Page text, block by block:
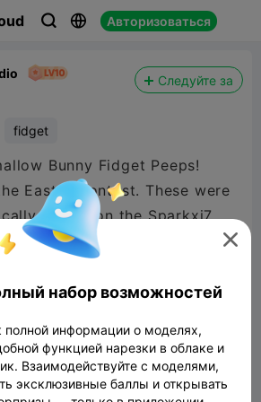
  Авторизоваться
Следуйте за
fidget
Bunny Fidget Peeps!
Easter Contest. These were
to Run on the Sparkxi7.
to be the center piece of the

набор возможностей
полной информации о моделях,
функцией нарезки в облаке и
Взаимодействуйте с моделями,
эксклюзивные баллы и открывать